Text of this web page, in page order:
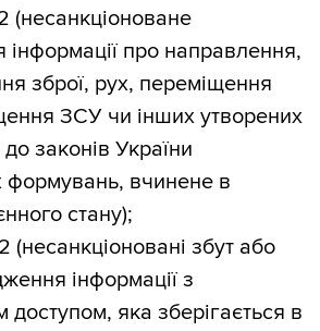
(несанкціоноване
про направлення,
зброї, рух, переміщення
ЗСУ чи інших утворених
до законів України
формувань, вчинене в
стану);
(несанкціоновані збут або
інформації з
яка зберігається в